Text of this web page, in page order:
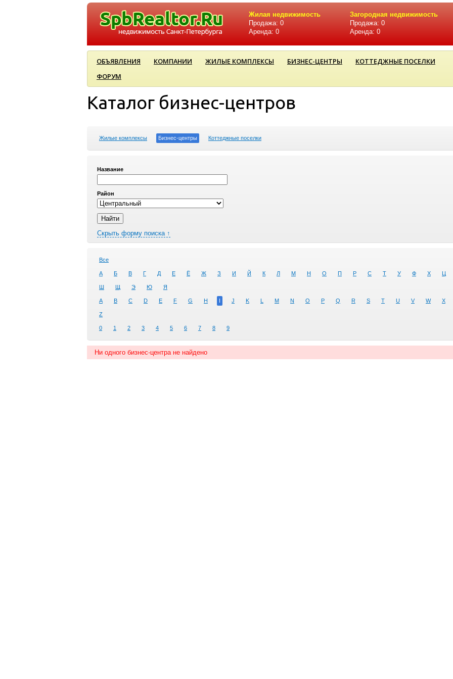
Жилая недвижимость
Продажа: 0
Аренда: 0
Загородная недвижимость
Продажа: 0
Аренда: 0
ОБЪЯВЛЕНИЯ КОМПАНИИ ЖИЛЫЕ КОМПЛЕКСЫ БИЗНЕС-ЦЕНТРЫ
КОТТЕДЖНЫЕ ПОСЕЛКИ
ФОРУМ
Каталог бизнес-центров
Жилые комплексы Бизнес-центры Коттеджные поселки
Название
Район
Скрыть форму поиска ↑
Все
А Б В Г Д Е Ё Ж З И Й К Л М Н О П Р С Т У Ф Х Ц
Ш Щ Э Ю Я
A B C D E F G H I J K L M N O P Q R S T U V W X
Z
0 1 2 3 4 5 6 7 8 9
Ни одного бизнес-центра не найдено